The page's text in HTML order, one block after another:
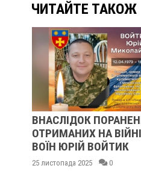
ЧИТАЙТЕ ТАКОЖ
ПОРАНЕНЬ,
НА ВІЙНІ, ПОМЕР
ЮРІЙ ВОЙТИК
2025 0